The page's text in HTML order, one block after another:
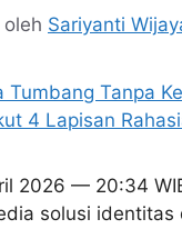
oleh Sariyanti
2026 — 20:34
solusi identitas